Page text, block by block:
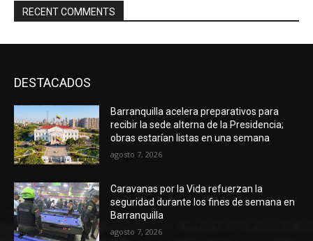
RECENT COMMENTS
DESTACADOS
Barranquilla acelera preparativos para
recibir la sede alterna de la Presidencia;
obras estarían listas en una semana
agosto 7, 2026
Caravanas por la Vida refuerzan la
seguridad durante los fines de semana en
Barranquilla
agosto 7, 2026